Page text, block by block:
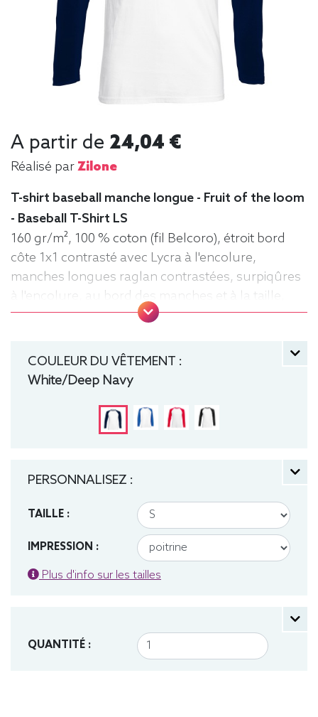
A partir de 24,04 €
Réalisé parZilone
T-shirt baseball manche longue - Fruit of the loom
- Baseball T-Shirt LS
160 gr/m², 100 % coton (fil Belcoro), étroit bord
côte 1x1 contrasté avec Lycra à l'encolure,
manches longues raglan contrastées, surpiqûres
à l'encolure, au bord des manches et à la taille,
matériau tubulaire. Tee baseball, Tee-shirt,
COULEUR DU VÊTEMENT :
White/Deep Navy
PERSONNALISEZ :
TAILLE :
IMPRESSION :
Plus d'info sur les tailles
QUANTITÉ :